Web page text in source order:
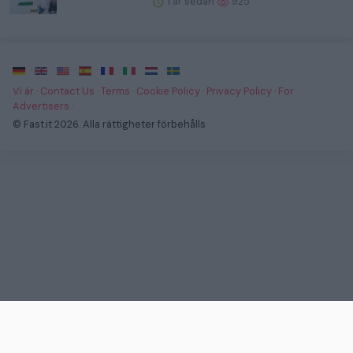
· · · · · ·
·
Vi är · Contact Us ·Terms · Cookie Policy · Privacy Policy · For
Advertisers ·
© Fast.it 2026. Alla rättigheter förbehålls